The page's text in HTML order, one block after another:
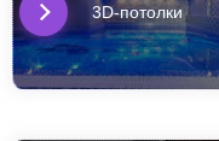
3D-потолки